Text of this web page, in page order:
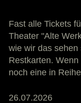
Fast alle Tickets
Theater "Alte
wie wir das
Restkarten.
noch eine in
26.07.2026